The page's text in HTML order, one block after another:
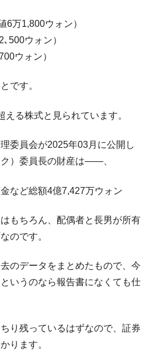
校を最も多く輩出している都道
馬」とは？
？ 競馬GI競走で勝利騎手がもら
の意外すぎるモチーフとは？
崩壊、鳴かず飛ばずに終わりそう
挑戦の歴史。松山以前に最高位
、最多の清原に次いで多く打っ
高額取引馬が稼いだ金額とは？
6万1,800ウォン）
500ウォン）
ウォン）
です。
る株式と見られています。
委員会が2025年03月に公開し
）委員長の財産は――、
など総額4億7,427万ウォン
もちろん、配偶者と長男が所有
のです。
のデータをまとめたもので、今
いうのなら報告書になくても仕
り残っているはずなので、証券
ります。